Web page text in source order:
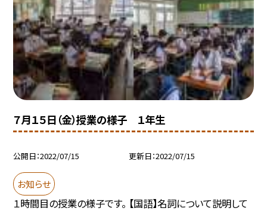
７月１５日（金）授業の様子 １年生
公開日 2022/07/15 更新日 2022/07/15
お知らせ
１時間目の授業の様子です。 【国語】名詞について説明して